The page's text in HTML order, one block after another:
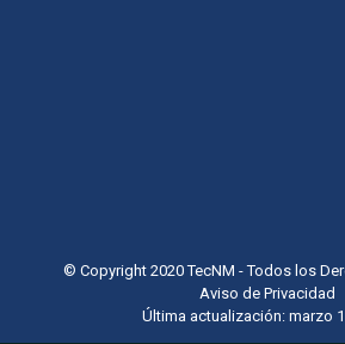
© Copyright 2020 TecNM - Todos los
Aviso de Privacidad
Última actualización: marzo